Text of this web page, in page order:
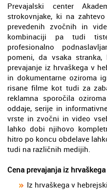
Prevajalski center
strokovnjake, ki na
prevedenih zvočnih in
kombinaciji pa tudi
profesionalno
pomeni, da vsaka
prevajanje iz hrvaškega v
in dokumentarne oziroma
risane filme kot tudi za
reklamna sporočila
oddaje, serije in
vrste in zvočni in video
lahko dobi njihovo
hitro po koncu obdelave
tudi na različnih medijih.
Cena prevajanja iz
Iz hrvaškega v